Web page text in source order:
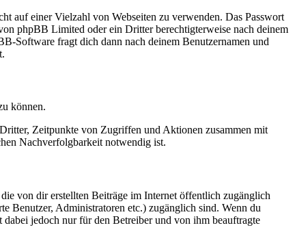
auf einer Vielzahl von Webseiten zu verwenden. Das Passwort
phpBB Limited oder ein Dritter berechtigterweise nach deinem
Software fragt dich dann nach deinem Benutzernamen und
können.
Zeitpunkte von Zugriffen und Aktionen zusammen mit
Nachverfolgbarkeit notwendig ist.
von dir erstellten Beiträge im Internet öffentlich zugänglich
Benutzer, Administratoren etc.) zugänglich sind. Wenn du
jedoch nur für den Betreiber und von ihm beauftragte